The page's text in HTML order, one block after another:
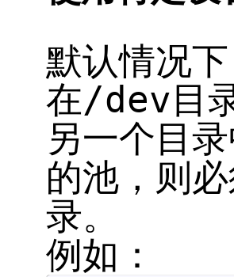
默认情况下
在/dev目
另一个目
的池，则
录。
例如：